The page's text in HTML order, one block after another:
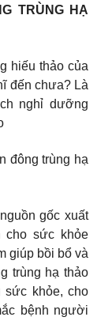
TRÙNG HẠ
hiếu thảo của
đến chưa? Là
nghỉ dưỡng
đông trùng hạ
gốc xuất
cho sức khỏe
giúp bồi bổ và
trùng hạ thảo
sức khỏe, cho
bệnh người